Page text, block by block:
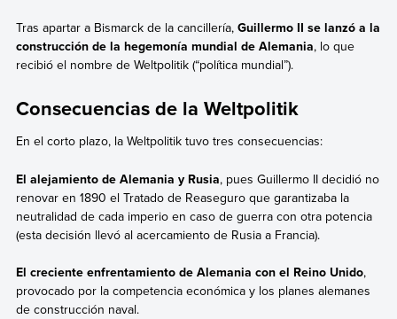
Tras apartar a Bismarck de la cancillería,Guillermo II se lanzó a la
construcción de la hegemonía mundial de Alemania, lo que
recibió el nombre de Weltpolitik (“política mundial”).
Consecuencias de la Weltpolitik
En el corto plazo, la Weltpolitik tuvo tres consecuencias:
El alejamiento de Alemania y Rusia, pues Guillermo II decidió no
renovar en 1890 el Tratado de Reaseguro que garantizaba la
neutralidad de cada imperio en caso de guerra con otra potencia
(esta decisión llevó al acercamiento de Rusia a Francia).
El creciente enfrentamiento de Alemania con el Reino Unido,
provocado por la competencia económica y los planes alemanes
de construcción naval.